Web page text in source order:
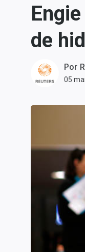
Carteiras
Central de Dividendos
Central de Fundos
Central dos IPOs
Finanças Pessoais
Empresas
de
Por
05